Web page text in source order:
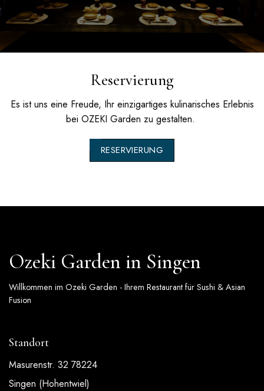
Reservierung
Es ist uns eine Freude, Ihr einzigartiges kulinarisches Erlebnis
bei OZEKI Garden zu gestalten.
RESERVIERUNG
Ozeki Garden in Singen
Willkommen im Ozeki Garden - Ihrem Restaurant für Sushi & Asian
Fusion
Standort
Masurenstr. 32 78224
Singen (Hohentwiel)